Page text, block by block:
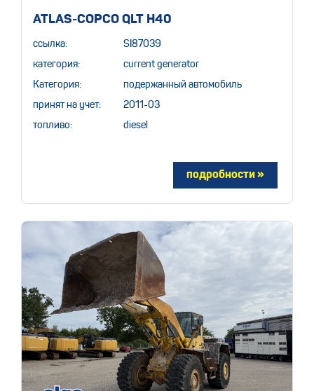
ATLAS-COPCO QLT H40
ссылка: SI87039
категория: current generator
Категория: подержанный автомобиль
принят на учет: 2011-03
топливо: diesel